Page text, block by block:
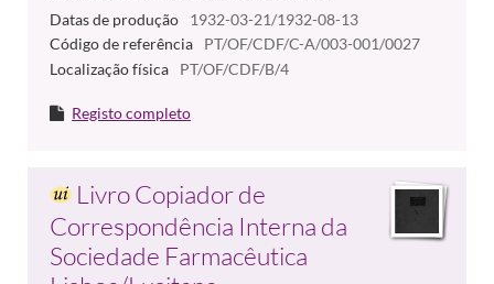
Datas de produção
1932-03-21/1932-08-13
Código de referência
PT/OF/CDF/C-A/003-001/0027
Localização física
PT/OF/CDF/B/4
Registo completo
Livro Copiador de
Correspondência Interna da
Sociedade Farmacêutica